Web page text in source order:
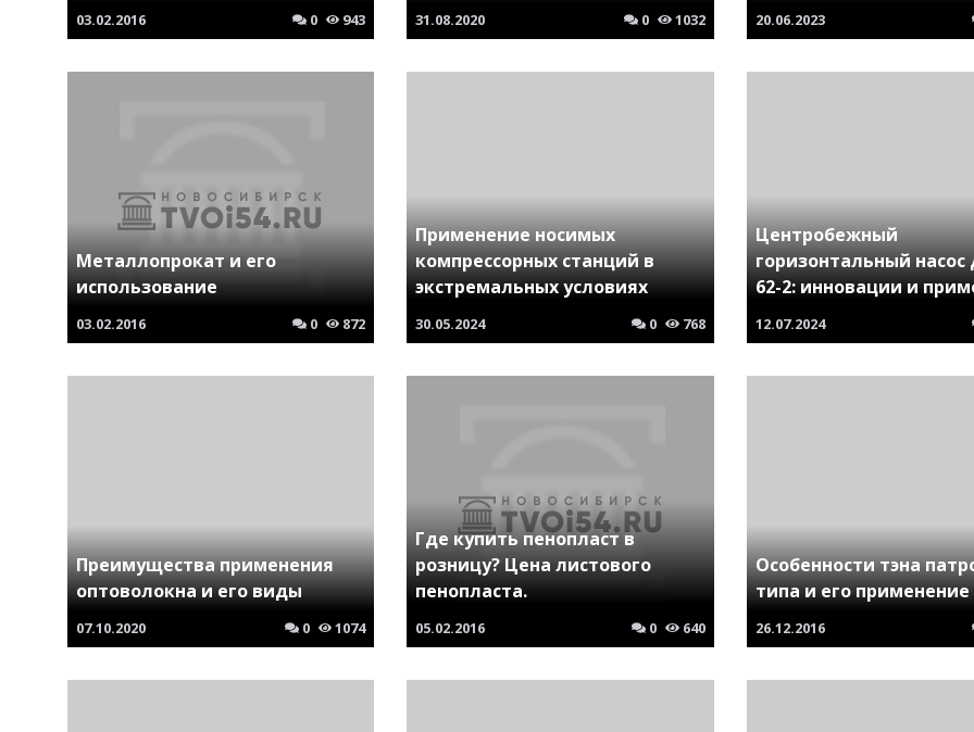
03.02.2016 0 943 31.08.2020 0 1032 20.06.2023
Металлопрокат и его
использование
03.02.2016 0 872
Применение носимых
компрессорных станций в
экстремальных условиях
30.05.2024 0 768
Центробежный
горизонтальный насос
62-2: инновации и
12.07.2024
Преимущества применения
оптоволокна и его виды
07.10.2020 0 1074
Где купить пенопласт в
розницу? Цена листового
пенопласта.
05.02.2016 0 640
Особенности тэна
типа и его применение
26.12.2016